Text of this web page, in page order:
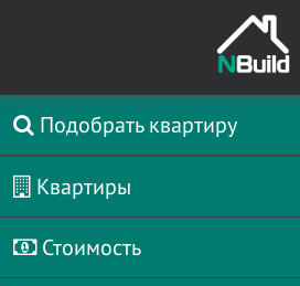
Подобрать квартиру
Квартиры
Стоимость